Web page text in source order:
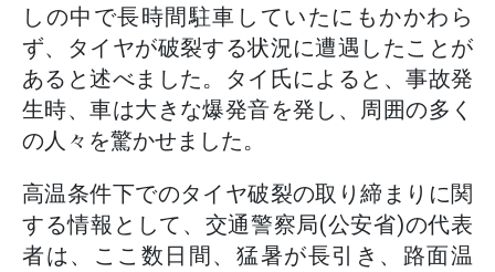
しの中で長時間駐車していたにもかかわら
ず、タイヤが破裂する状況に遭遇したことが
あると述べました。タイ氏によると、事故発
生時、車は大きな爆発音を発し、周囲の多く
の人々を驚かせました。
高温条件下でのタイヤ破裂の取り締まりに関
する情報として、交通警察局(公安省)の代表
者は、ここ数日間、猛暑が長引き、路面温